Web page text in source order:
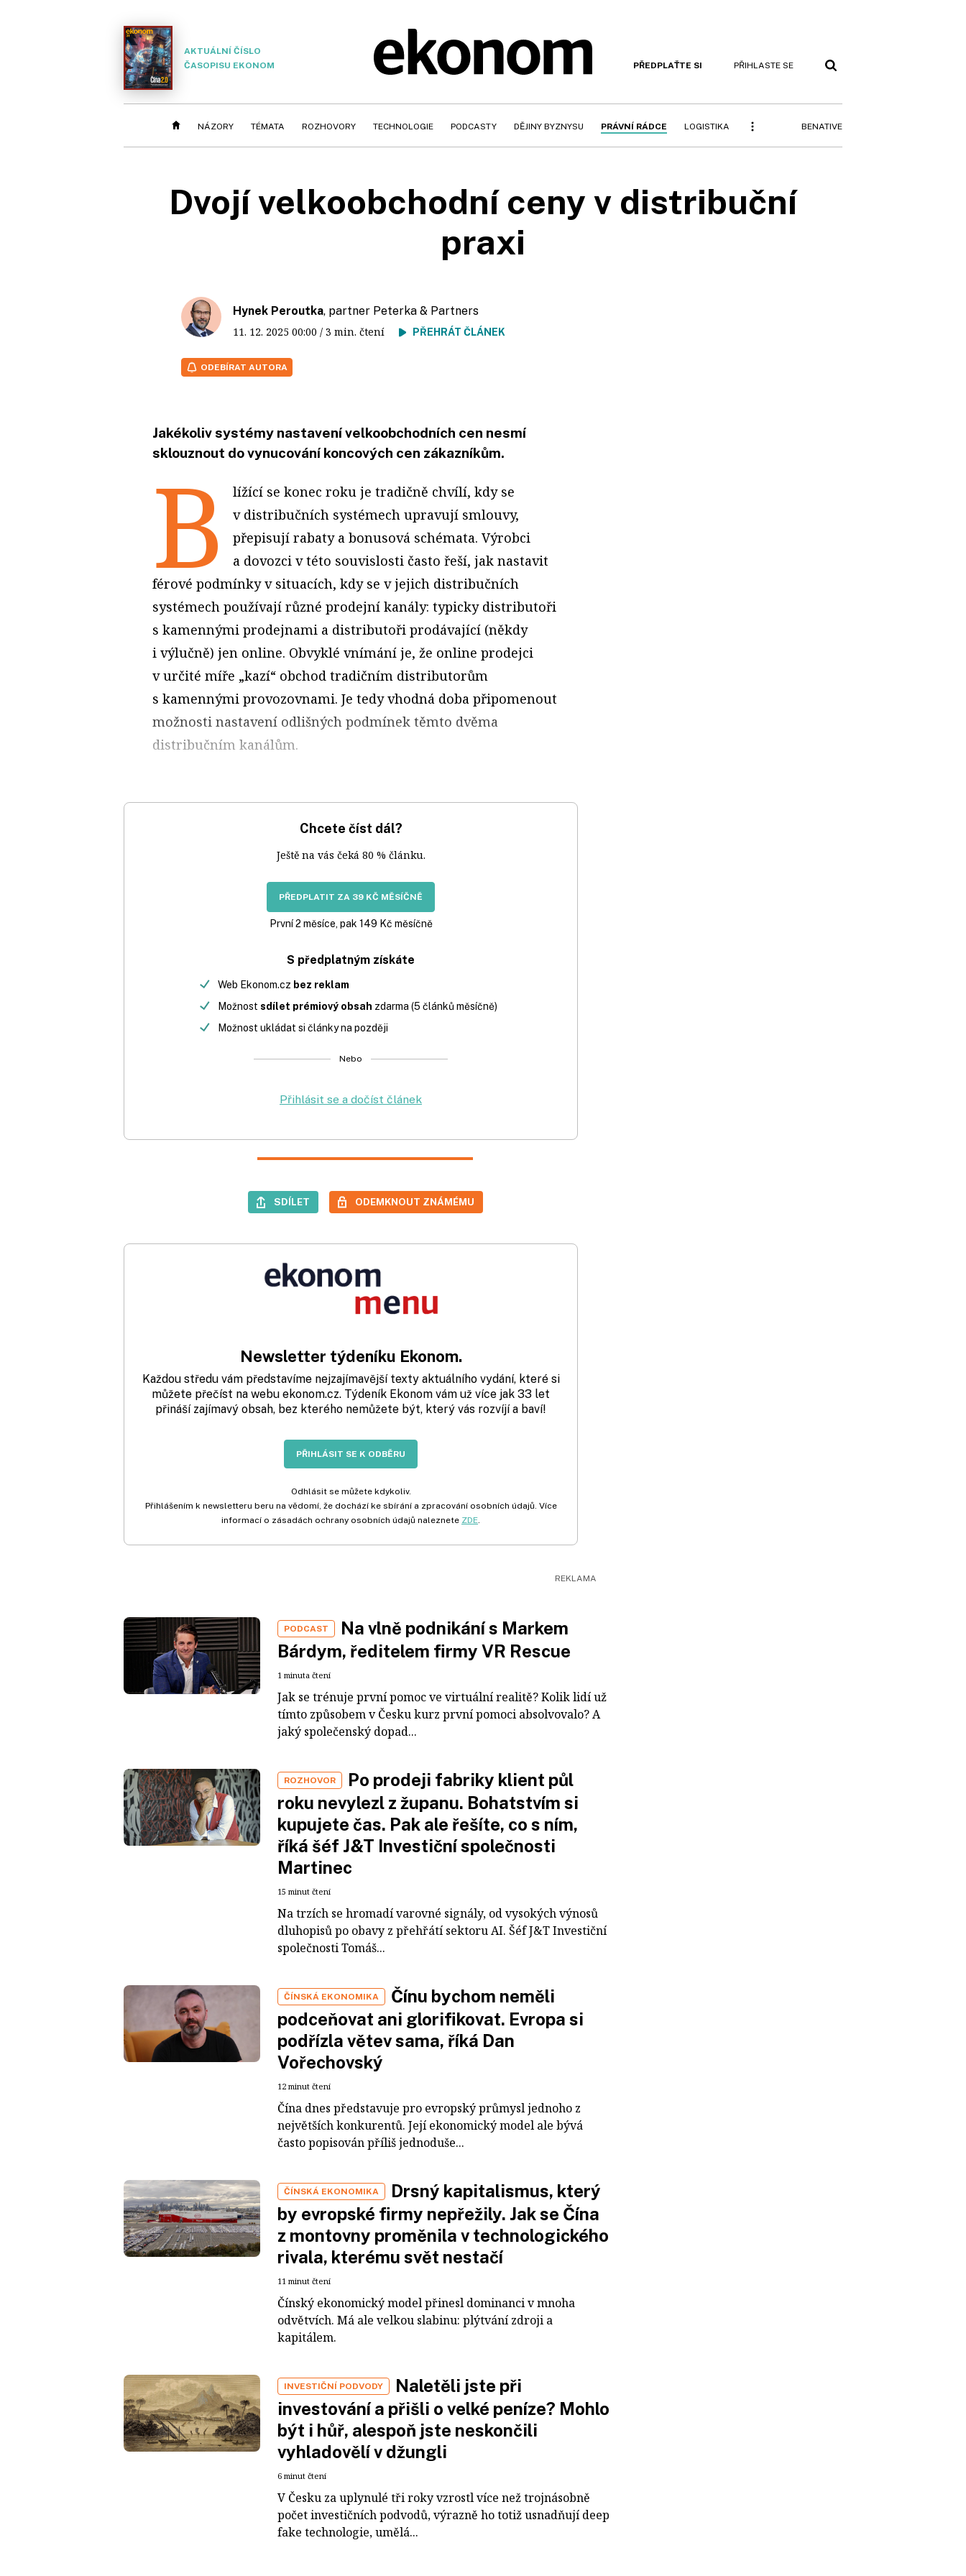
AKTUÁLNÍ ČÍSLO
ČASOPISU EKONOM
PŘEDPLAŤTE SI PŘIHLASTE SE
NÁZORY TÉMATA ROZHOVORY TECHNOLOGIE PODCASTY DĚJINY BYZNYSU PRÁVNÍ RÁDCE LOGISTIKA BENATIVE
Dvojí velkoobchodní ceny v distribuční
praxi
Hynek Peroutka, partner Peterka & Partners
11. 12. 2025 00:00 / 3 min. čtení PŘEHRÁT ČLÁNEK
ODEBÍRAT AUTORA
Jakékoliv systémy nastavení velkoobchodních cen nesmí
sklouznout do vynucování koncových cen zákazníkům.
B
lížící se konec roku je tradičně chvílí, kdy se
v distribučních systémech upravují smlouvy,
přepisují rabaty a bonusová schémata. Výrobci
a dovozci v této souvislosti často řeší, jak nastavit
férové podmínky v situacích, kdy se v jejich distribučních
systémech používají různé prodejní kanály: typicky distributoři
s kamennými prodejnami a distributoři prodávající (někdy
i výlučně) jen online. Obvyklé vnímání je, že online prodejci
v určité míře „kazí“ obchod tradičním distributorům
s kamennými provozovnami. Je tedy vhodná doba připomenout
možnosti nastavení odlišných podmínek těmto dvěma
distribučním kanálům.
Chcete číst dál?
Ještě na vás čeká 80 % článku.
PŘEDPLATIT ZA 39 KČ MĚSÍČNĚ
První 2 měsíce, pak 149 Kč měsíčně
S předplatným získáte
Web Ekonom.cz bez reklam
Možnost sdílet prémiový obsah zdarma (5 článků měsíčně)
Možnost ukládat si články na později
Nebo
Přihlásit se a dočíst článek
SDÍLET ODEMKNOUT ZNÁMÉMU
Newsletter týdeníku Ekonom.
Každou středu vám představíme nejzajímavější texty aktuálního vydání, které si
můžete přečíst na webu ekonom.cz. Týdeník Ekonom vám už více jak 33 let
přináší zajímavý obsah, bez kterého nemůžete být, který vás rozvíjí a baví!
PŘIHLÁSIT SE K ODBĚRU
Odhlásit se můžete kdykoliv.
Přihlášením k newsletteru beru na vědomí, že dochází ke sbírání a zpracování osobních údajů. Více
informací o zásadách ochrany osobních údajů naleznete ZDE.
PODCAST
Na vlně podnikání s Markem
Bárdym, ředitelem firmy VR Rescue
1 minuta čtení
Jak se trénuje první pomoc ve virtuální realitě? Kolik lidí už
tímto způsobem v Česku kurz první pomoci absolvovalo? A
jaký společenský dopad...
ROZHOVOR
Po prodeji fabriky klient půl
roku nevylezl z županu. Bohatstvím si
kupujete čas. Pak ale řešíte, co s ním,
říká šéf J&T Investiční společnosti
Martinec
15 minut čtení
Na trzích se hromadí varovné signály, od vysokých výnosů
dluhopisů po obavy z přehřátí sektoru AI. Šéf J&T Investiční
společnosti Tomáš...
ČÍNSKÁ EKONOMIKA
Čínu bychom neměli
podceňovat ani glorifikovat. Evropa si
podřízla větev sama, říká Dan
Vořechovský
12 minut čtení
Čína dnes představuje pro evropský průmysl jednoho z
největších konkurentů. Její ekonomický model ale bývá
často popisován příliš jednoduše...
ČÍNSKÁ EKONOMIKA
Drsný kapitalismus, který
by evropské firmy nepřežily. Jak se Čína
z montovny proměnila v technologického
rivala, kterému svět nestačí
11 minut čtení
Čínský ekonomický model přinesl dominanci v mnoha
odvětvích. Má ale velkou slabinu: plýtvání zdroji a
kapitálem.
INVESTIČNÍ PODVODY
Naletěli jste při
investování a přišli o velké peníze? Mohlo
být i hůř, alespoň jste neskončili
vyhladovělí v džungli
6 minut čtení
V Česku za uplynulé tři roky vzrostl více než trojnásobně
počet investičních podvodů, výrazně ho totiž usnadňují deep
fake technologie, umělá...